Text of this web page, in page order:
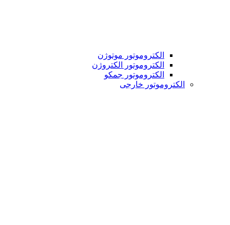
الکتروموتور موتوژن
الکتروموتور الکتروژن
الکتروموتور جمکو
الکتروموتور خارجی